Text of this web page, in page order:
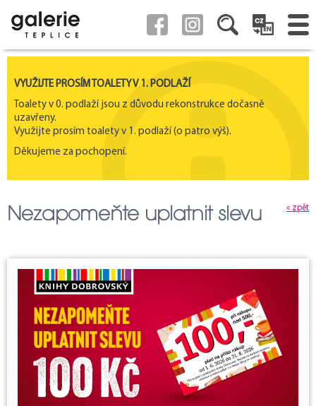
VYUŽIJTE PROSÍM TOALETY V 1. PODLAŽÍ
Toalety v 0. podlaží jsou z důvodu rekonstrukce dočasně
uzavřeny.
Využijte prosím toalety v 1. podlaží (o patro výš).
Děkujeme za pochopení.
« zpět
Nezapomeňte uplatnit slevu